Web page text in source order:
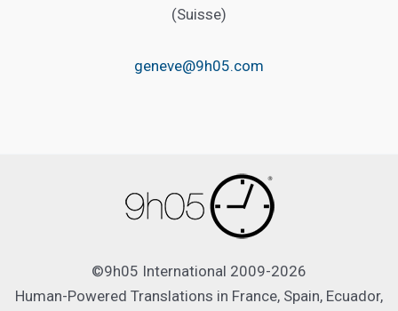
(Suisse)
geneve@9h05.com
©9h05 International 2009-2026
Human-Powered Translations in France, Spain, Ecuador,